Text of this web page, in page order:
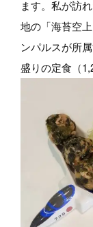
ます。私が訪
地の「海苔空
ンパルスが所
盛りの定食（